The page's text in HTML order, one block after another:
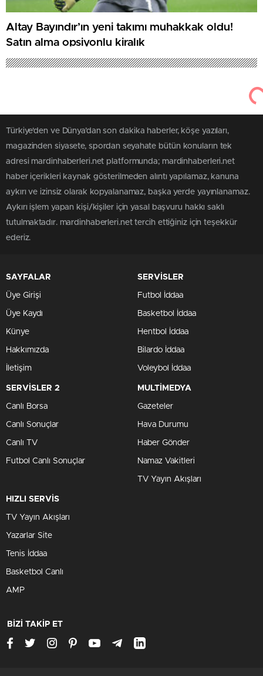
Altay Bayındır’ın yeni takımı muhakkak oldu!
Satın alma opsiyonlu kiralık
Türkiye'den ve Dünya’dan son dakika haberler, köşe yazıları,
magazinden siyasete, spordan seyahate bütün konuların tek
adresi mardinhaberleri.net platformunda; mardinhaberleri.net
haber içerikleri kaynak gösterilmeden alıntı yapılamaz, kanuna
aykırı ve izinsiz olarak kopyalanamaz, başka yerde yayınlanamaz.
Aykırı işlem yapan kişi/kişiler için yasal başvuru hakkı saklı
tutulmaktadır. mardinhaberleri.net tercih ettiğiniz için teşekkür
ederiz.
SAYFALAR
Üye Girişi
Üye Kaydı
Künye
Hakkımızda
İletişim
SERVİSLER
Futbol İddaa
Basketbol İddaa
Hentbol İddaa
Bilardo İddaa
Voleybol İddaa
SERVİSLER 2
Canlı Borsa
Canlı Sonuçlar
Canlı TV
Futbol Canlı Sonuçlar
MULTİMEDYA
Gazeteler
Hava Durumu
Haber Gönder
Namaz Vakitleri
TV Yayın Akışları
HIZLI SERVİS
TV Yayın Akışları
Yazarlar Site
Tenis İddaa
Basketbol Canlı
AMP
BİZİ TAKİP ET